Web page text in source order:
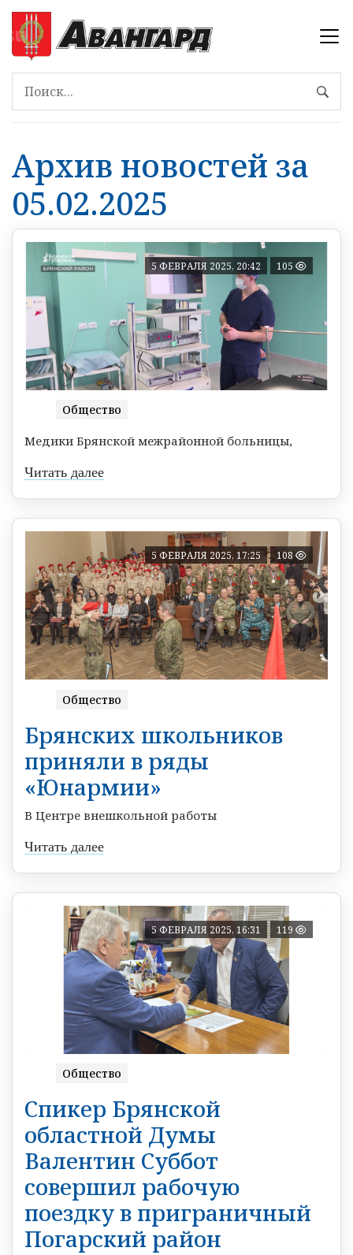
Архив новостей за
05.02.2025
5 ФЕВРАЛЯ 2025, 20:42 105
Общество
Медики Брянской межрайонной больницы,
Читать далее
5 ФЕВРАЛЯ 2025, 17:25 108
Общество
Брянских школьников
приняли в ряды
«Юнармии»
В Центре внешкольной работы
Читать далее
5 ФЕВРАЛЯ 2025, 16:31 119
Общество
Спикер Брянской
областной Думы
Валентин Суббот
совершил рабочую
поездку в приграничный
Погарский район